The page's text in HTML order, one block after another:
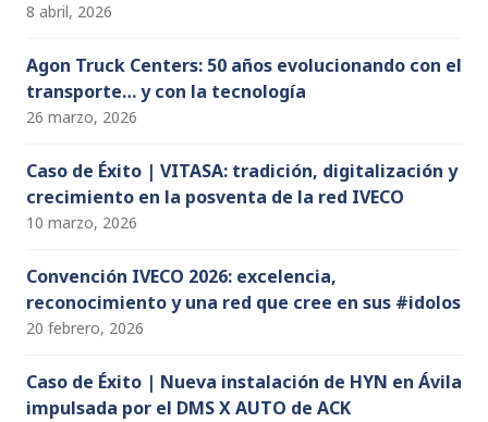
8 abril, 2026
Agon Truck Centers: 50 años evolucionando con el
transporte… y con la tecnología
26 marzo, 2026
Caso de Éxito | VITASA: tradición, digitalización y
crecimiento en la posventa de la red IVECO
10 marzo, 2026
Convención IVECO 2026: excelencia,
reconocimiento y una red que cree en sus #idolos
20 febrero, 2026
Caso de Éxito | Nueva instalación de HYN en Ávila
impulsada por el DMS X AUTO de ACK